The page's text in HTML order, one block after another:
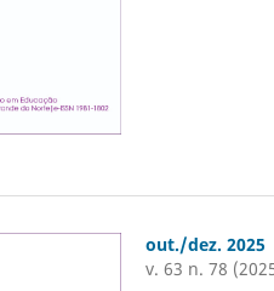
out./dez. 2025
v. 63 n. 78